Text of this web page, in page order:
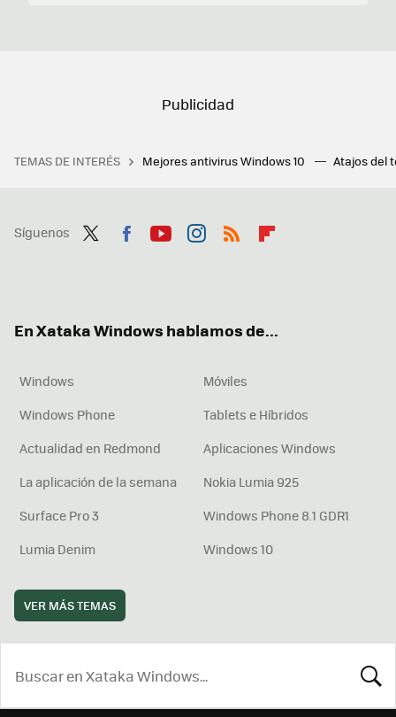
TEMAS DE INTERÉS Mejores antivirus Windows 10 Atajos del
Síguenos
En Xataka Windows hablamos de...
Windows
Móviles
Windows Phone
Tablets e Híbridos
Actualidad en Redmond
Aplicaciones Windows
La aplicación de la semana
Nokia Lumia 925
Surface Pro 3
Windows Phone 8.1 GDR1
Lumia Denim
Windows 10
VER MÁS TEMAS